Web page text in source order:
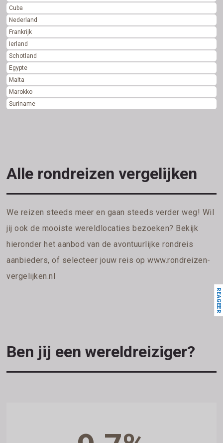
Cuba
Nederland
Frankrijk
Ierland
Schotland
Egypte
Malta
Marokko
Suriname
Alle rondreizen vergelijken
We reizen steeds meer en gaan steeds verder weg! Wil
jij ook de mooiste wereldlocaties bezoeken? Bekijk
hieronder het aanbod van de avontuurlijke rondreis
aanbieders, of selecteer jouw reis opwww.rondreizen-
vergelijken.nl
Ben jij een wereldreiziger?
REAGEER